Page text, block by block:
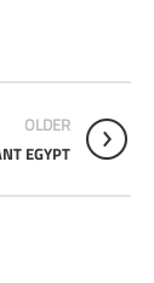
OLDER
EGYPT